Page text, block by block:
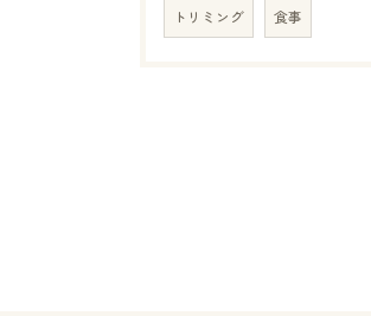
トリミング 食事